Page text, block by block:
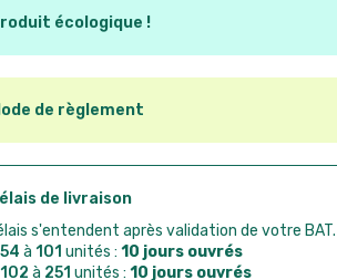
écologique !
est éco-conçu, il a été fabriqué à partir
Ces produits peuvent plus facilement
L'origine de fabrication du produit n'entre
de règlement
soit le mode de règlement, vous pouvez
CB :paiement sécurisé par carte
bancaire :
règlement sur facture
Pro :règlement par mandat administratif
de livraison
s'entendent après validation de votre BAT.
54 à 101 unités : 10 jours ouvrés
102 à 251 unités : 10 jours ouvrés